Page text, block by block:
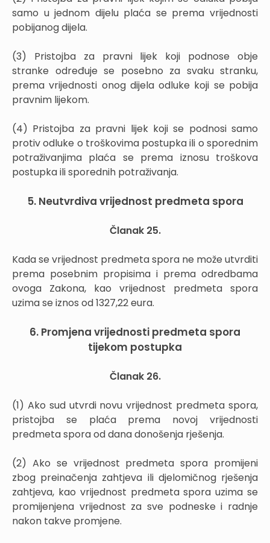
samo u jednom dijelu plaća se prema vrijednosti
pobijanog dijela.
(3) Pristojba za pravni lijek koji podnose obje
stranke određuje se posebno za svaku stranku,
prema vrijednosti onog dijela odluke koji se pobija
pravnim lijekom.
(4) Pristojba za pravni lijek koji se podnosi samo
protiv odluke o troškovima postupka ili o sporednim
potraživanjima plaća se prema iznosu troškova
postupka ili sporednih potraživanja.
5. Neutvrdiva vrijednost predmeta spora
Članak 25.
Kada se vrijednost predmeta spora ne može utvrditi
prema posebnim propisima i prema odredbama
ovoga Zakona, kao vrijednost predmeta spora
uzima se iznos od 1327,22 eura.
6. Promjena vrijednosti predmeta spora
tijekom postupka
Članak 26.
(1) Ako sud utvrdi novu vrijednost predmeta spora,
pristojba se plaća prema novoj vrijednosti
predmeta spora od dana donošenja rješenja.
(2) Ako se vrijednost predmeta spora promijeni
zbog preinačenja zahtjeva ili djelomičnog rješenja
zahtjeva, kao vrijednost predmeta spora uzima se
promijenjena vrijednost za sve podneske i radnje
nakon takve promjene.